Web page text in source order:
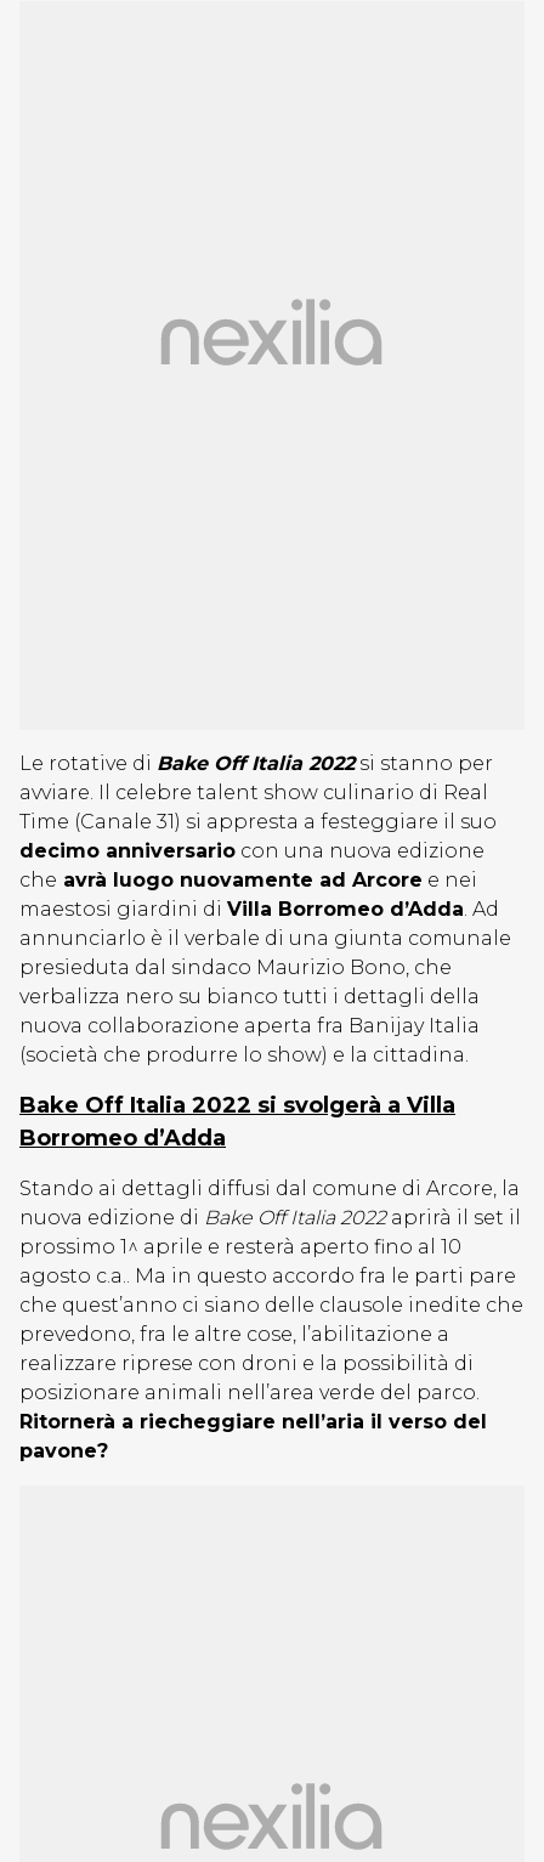
Le rotative di Bake Off Italia 2022si stanno per
avviare. Il celebre talent show culinario di Real
Time (Canale 31) si appresta a festeggiare il suo
decimo anniversario con una nuova edizione
che avrà luogo nuovamente ad Arcore e nei
maestosi giardini di Villa Borromeo d’Adda. Ad
annunciarlo è il verbale di una giunta comunale
presieduta dal sindaco Maurizio Bono, che
verbalizza nero su bianco tutti i dettagli della
nuova collaborazione aperta fra Banijay Italia
(società che produrre lo show) e la cittadina.
Bake Off Italia 2022 si svolgerà a Villa
Borromeo d’Adda
Stando ai dettagli diffusi dal comune di Arcore, la
nuova edizione di Bake Off Italia 2022aprirà il set il
prossimo 1^ aprile e resterà aperto fino al 10
agosto c.a.. Ma in questo accordo fra le parti pare
che quest’anno ci siano delle clausole inedite che
prevedono, fra le altre cose, l’abilitazione a
realizzare riprese con droni e la possibilità di
posizionare animali nell’area verde del parco.
Ritornerà a riecheggiare nell’aria il verso del
pavone?